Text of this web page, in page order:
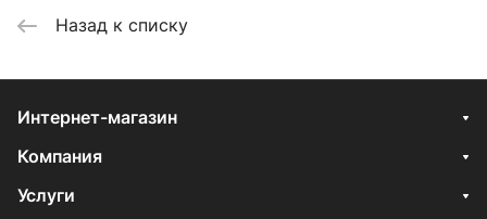
Назад к списку
Интернет-магазин
Компания
Услуги